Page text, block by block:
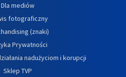
Dla mediów
fotograficzny
(znaki)
Prywatności
nadużyciom i korupcji
Sklep TVP